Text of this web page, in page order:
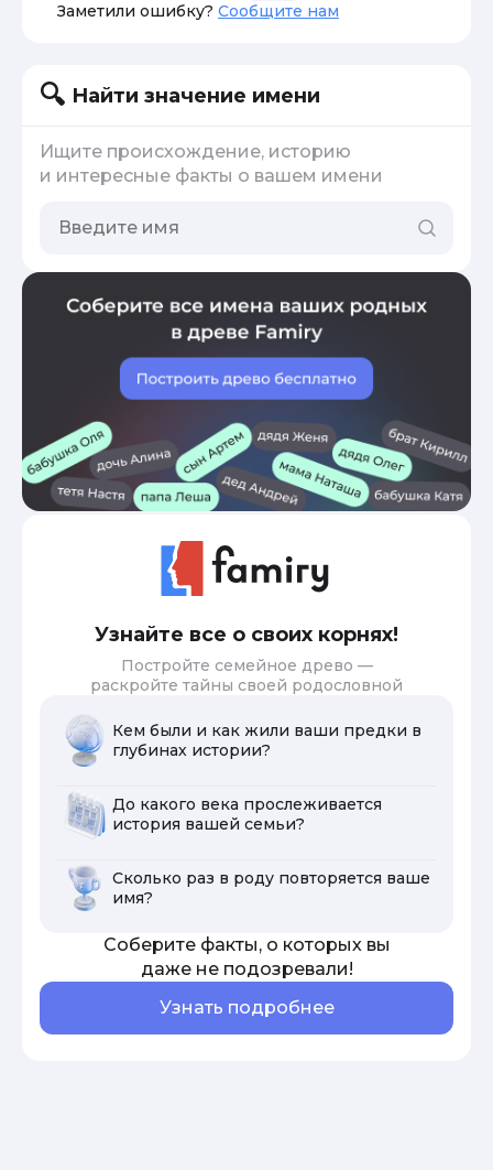
Заметили ошибку? Сообщите нам
Найти значение имени
Ищите происхождение, историю
и интересные факты о вашем имени
Узнайте все о своих корнях!
Постройте семейное древо —
раскройте тайны своей родословной
Кем были и как жили ваши предки в
глубинах истории?
До какого века прослеживается
история вашей семьи?
Сколько раз в роду повторяется ваше
имя?
Соберите факты, о которых вы
даже не подозревали!
Узнать подробнее